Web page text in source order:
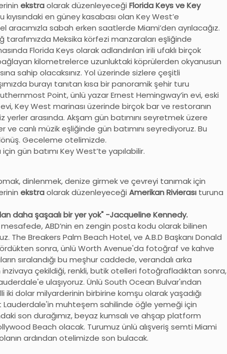
ekstraolarak düzenleyeceği Florida Keys ve Key
kıyısındaki en güney kasabası olan Key West’e
sabah erken saatlerde Miami’den ayrılacağız.
tarafımızda Meksika körfezi manzaraları eşliğinde
Florida Keys olarak adlandırılan irili ufaklı birçok
kilometrelerce uzunluktaki köprülerden okyanusun
sahip olacaksınız. Yol üzerinde sizlere çeşitli
burayı tanıtan kısa bir panoramik şehir turu
Point, ünlü yazar Ernest Hemingway’in evi, eski
evi, Key West marinası üzerinde birçok bar ve restoranın
arasında. Akşam gün batımını seyretmek üzere
ve canlı müzik eşliğinde gün batımını seyrediyoruz. Bu
Geceleme otelimizde.
gün batımı Key West’te yapılabilir.
dinlenmek, denize girmek ve çevreyi tanımak için
ekstraolarak düzenleyeceği Amerikan Rivierası turuna
daha şaşaalı bir yer yok" -Jacqueline Kennedy.
ABD’nin en zengin posta kodu olarak bilinen
The Breakers Palm Beach Hotel, ve A.B.D Başkanı Donald
sonra, ünlü Worth Avenue'da fotoğraf ve kahve
sıralandığı bu meşhur caddede, verandalı arka
inzivaya çekildiği, renkli, butik otelleri fotoğrafladıktan sonra,
ulaşıyoruz. Ünlü South Ocean Bulvar'ından
dolar milyarderinin birbirine komşu olarak yaşadığı
Lauderdale'in muhteşem sahilinde öğle yemeği için
son durağımız, beyaz kumsalı ve ahşap platform
Beach olacak. Turumuz ünlü alışveriş semti Miami
ardından otelimizde son bulacak.